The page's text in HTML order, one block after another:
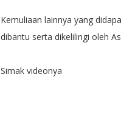
Kemuliaan lainnya yang
dibantu serta dikelilingi oleh
Simak videonya